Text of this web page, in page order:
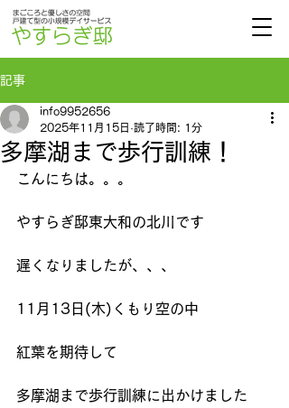
記事
多摩湖まで歩行訓練！
info9952656
2025年11月15日 読了時間: 1分
こんにちは。。。
やすらぎ邸東大和の北川です
遅くなりましたが、、、
11月13日(木)くもり空の中
紅葉を期待して
多摩湖まで歩行訓練に出かけました